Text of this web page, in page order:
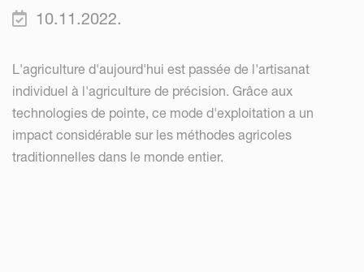
10.11.2022.
L'agriculture d'aujourd'hui est passée de l'artisanat
individuel à l'agriculture de précision. Grâce aux
technologies de pointe, ce mode d'exploitation a un
impact considérable sur les méthodes agricoles
traditionnelles dans le monde entier.